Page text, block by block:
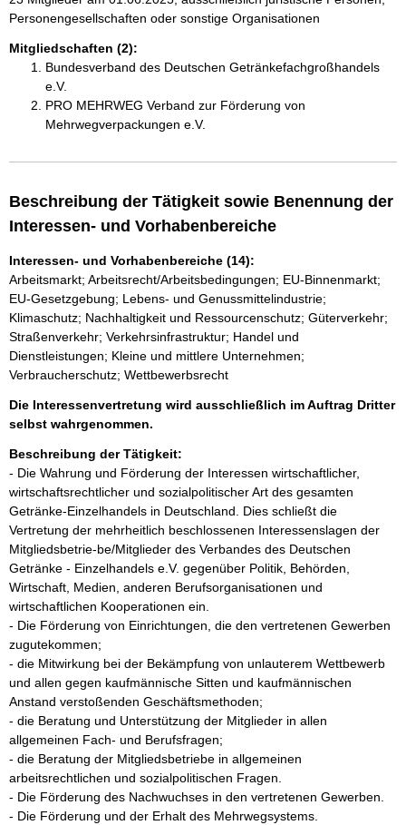
Personengesellschaften oder sonstige Organisationen
Mitgliedschaften (2):
Bundesverband des Deutschen Getränkefachgroßhandels
e.V.
PRO MEHRWEG Verband zur Förderung von
Mehrwegverpackungen e.V.
Beschreibung der Tätigkeit sowie Benennung der
Interessen- und Vorhabenbereiche
Interessen- und Vorhabenbereiche (14):
Arbeitsmarkt; Arbeitsrecht/Arbeitsbedingungen; EU-Binnenmarkt;
EU-Gesetzgebung; Lebens- und Genussmittelindustrie;
Klimaschutz; Nachhaltigkeit und Ressourcenschutz; Güterverkehr;
Straßenverkehr; Verkehrsinfrastruktur; Handel und
Dienstleistungen; Kleine und mittlere Unternehmen;
Verbraucherschutz; Wettbewerbsrecht
Die Interessenvertretung wird ausschließlich im Auftrag Dritter
selbst wahrgenommen.
Beschreibung der Tätigkeit:
- Die Wahrung und Förderung der Interessen wirtschaftlicher,
wirtschaftsrechtlicher und sozialpolitischer Art des gesamten
Getränke-Einzelhandels in Deutschland. Dies schließt die
Vertretung der mehrheitlich beschlossenen Interessenslagen der
Mitgliedsbetrie-be/Mitglieder des Verbandes des Deutschen
Getränke - Einzelhandels e.V. gegenüber Politik, Behörden,
Wirtschaft, Medien, anderen Berufsorganisationen und
wirtschaftlichen Kooperationen ein.
- Die Förderung von Einrichtungen, die den vertretenen Gewerben
zugutekommen;
- die Mitwirkung bei der Bekämpfung von unlauterem Wettbewerb
und allen gegen kaufmännische Sitten und kaufmännischen
Anstand verstoßenden Geschäftsmethoden;
- die Beratung und Unterstützung der Mitglieder in allen
allgemeinen Fach- und Berufsfragen;
- die Beratung der Mitgliedsbetriebe in allgemeinen
arbeitsrechtlichen und sozialpolitischen Fragen.
- Die Förderung des Nachwuchses in den vertretenen Gewerben.
- Die Förderung und der Erhalt des Mehrwegsystems.